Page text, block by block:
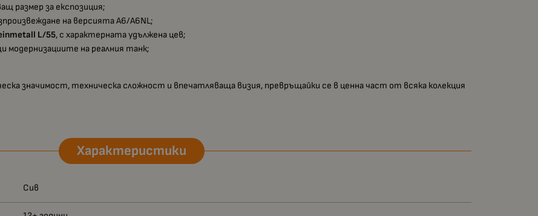
размер за експозиция;
на версията A6/A6NL;
L/55, с характерната удължена цев;
модернизациите на реалния танк;
значимост, техническа сложност и впечатляваща визия, превръщайки се в ценна част от всяка колекция
Характеристики
Сив